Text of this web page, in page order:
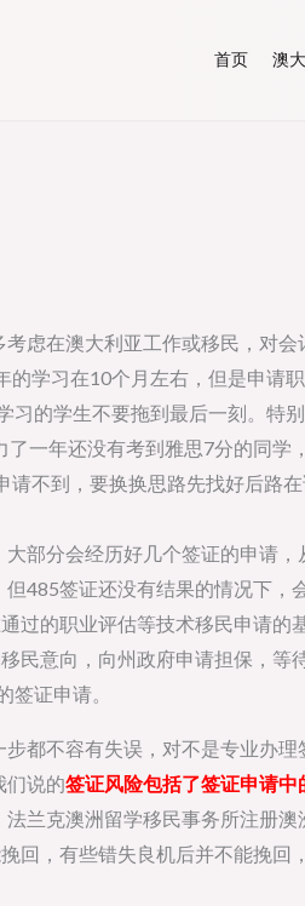
首页 澳
虑在澳大利亚工作或移民，对
的学习在10个月左右，但是申请
习的学生不要拖到最后一刻。特
一年还没有考到雅思7分的同学
不到，要换换思路先找好后路在
部分会经历好几个签证的申请
485签证还没有结果的情况下，
过的职业评估等技术移民申请的
民意向，向州政府申请担保，等
证申请。
都不容有失误，对不是专业办
们说的签证风险包括了签证申请
法兰克澳洲留学移民事务所注册
回，有些错失良机后并不能挽回